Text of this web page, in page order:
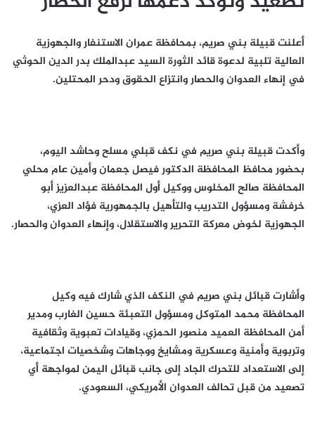
أعلنت قبيلة بني صريم، بمحافظة عمران الاستنفار والجهوزية
العالية تلبية لدعوة قائد الثورة السيد عبدالملك بدر الدين الحوثي
في إنهاء العدوان والحصار وانتزاع الحقوق ودحر المحتلين.
وأكدت قبيلة بني صريم في نكف قبلي مسلح وحاشد اليوم،
بحضور محافظ المحافظة الدكتور فيصل جعمان وأمين عام محلي
المحافظة صالح المخلوس ووكيل أول المحافظة عبدالعزيز أبو
خرفشة ومسؤول التدريب والتأهيل بالجمهورية فؤاد العزي،
الجهوزية لخوض معركة التحرير والاستقلال، وإنهاء العدوان والحصار.
وأشارت قبائل بني صريم في النكف الذي شارك فيه وكيل
المحافظة محمد المتوكل ومسؤول التعبئة حسين الغارب ومدير
أمن المحافظة العميد منصور الحمزي، وقيادات تعبوية وثقافية
وتربوية وأمنية وعسكرية ومشايخ ووجاهات وشخصيات اجتماعية،
إلى الاستعداد للتحرك الجاد إلى جانب قبائل اليمن لمواجهة أي
تصعيد من قبل تحالف العدوان الأمريكي، السعودي.